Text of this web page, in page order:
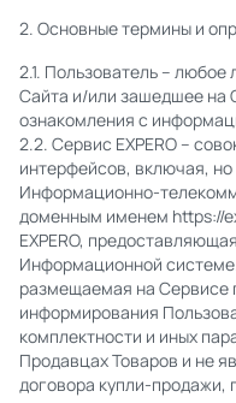
2. Основные термины и
2.1. Пользователь –
Сайта и/или зашедшее на
ознакомления с
2.2. Сервис EXPERO –
интерфейсов, включая,
Информационно-
доменным именем https://
EXPERO,
Информационной
размещаемая на Сервисе
информирования
комплектности и иных
Продавцах Товаров и не
договора купли-продажи,